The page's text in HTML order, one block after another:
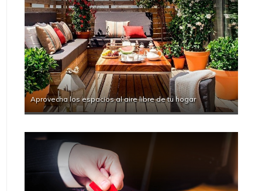
Aprovecha los espacios al aire libre de tu hogar